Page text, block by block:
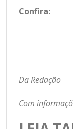
Confira:
Da Redação
Com